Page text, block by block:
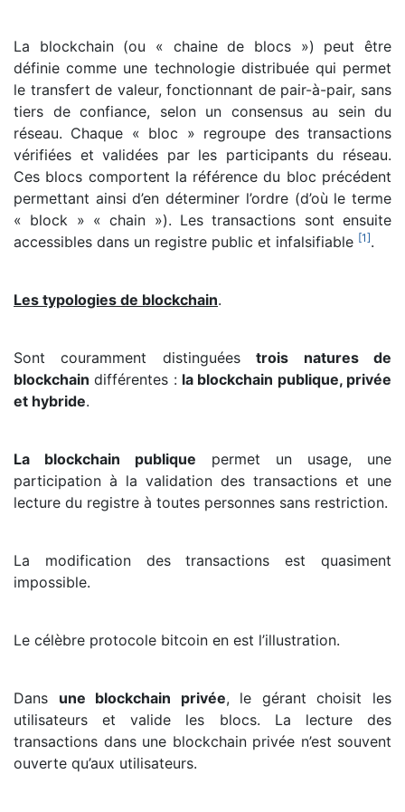
La blockchain (ou « chaine de blocs ») peut être
définie comme une technologie distribuée qui permet
le transfert de valeur, fonctionnant de pair-à-pair, sans
tiers de confiance, selon un consensus au sein du
réseau. Chaque « bloc » regroupe des transactions
vérifiées et validées par les participants du réseau.
Ces blocs comportent la référence du bloc précédent
permettant ainsi d’en déterminer l’ordre (d’où le terme
« block » « chain »). Les transactions sont ensuite
accessibles dans un registre public et infalsifiable [1].
Les typologies de blockchain.
Sont couramment distinguéestrois natures de
blockchain différentes : la blockchain publique, privée
et hybride.
La blockchain publique permet un usage, une
participation à la validation des transactions et une
lecture du registre à toutes personnes sans restriction.
La modification des transactions est quasiment
impossible.
Le célèbre protocole bitcoin en est l’illustration.
Dans une blockchain privée, le gérant choisit les
utilisateurs et valide les blocs. La lecture des
transactions dans une blockchain privée n’est souvent
ouverte qu’aux utilisateurs.